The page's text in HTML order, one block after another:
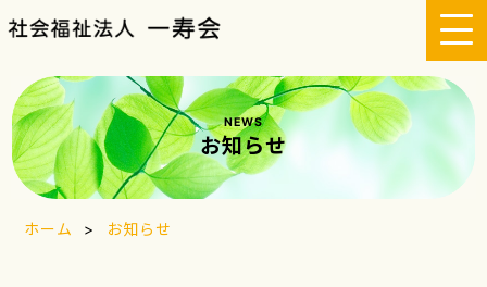
NEWS
お知らせ
ホーム お知らせ
投
ナ
ビ
ゲ
前のペ
ページ
ページ
ページ
ページ
ページ
次のペ